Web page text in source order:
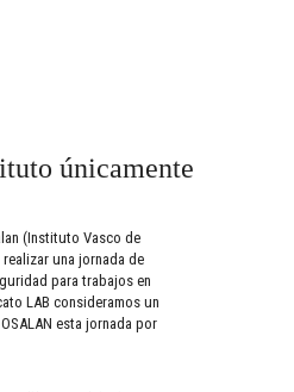
únicamente
(Instituto Vasco de
una jornada de
para trabajos en
LAB consideramos un
esta jornada por